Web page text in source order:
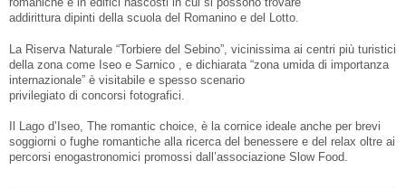
addirittura dipinti della scuola del Romanino e del Lotto.
La Riserva Naturale “Torbiere del Sebino”, vicinissima ai centri più turistici
della zona come Iseo e Sarnico , e dichiarata “zona umida di importanza
internazionale” è visitabile e spesso scenario
privilegiato di concorsi fotografici.
Il Lago d’Iseo, The romantic choice, è la cornice ideale anche per brevi
soggiorni o fughe romantiche alla ricerca del benessere e del relax oltre ai
percorsi enogastronomici promossi dall’associazione Slow Food.